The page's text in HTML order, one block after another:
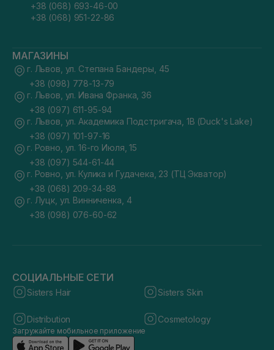
+38 (068) 693-46-00
+38 (068) 951-22-86
МАГАЗИНЫ
г. Львов, ул. Степана Бандеры, 45
+38 (098) 778-13-79
г. Львов, ул. Ивана Франка, 36
+38 (097) 611-95-94
г. Львов, ул. Академика Подстригача, 1В (Duck's Lake)
+38 (097) 101-97-16
г. Ровно, ул. 16-го Июля, 15
+38 (097) 544-61-44
г. Ровно, ул. Кулика и Гудачека, 23 (ТЦ Экватор)
+38 (068) 209-34-88
г. Луцк, ул. Винниченка, 4
+38 (098) 076-60-62
СОЦИАЛЬНЫЕ СЕТИ
Sisters Hair Sisters Skin
Distribution Cosmetology
Загружайте мобильное приложение